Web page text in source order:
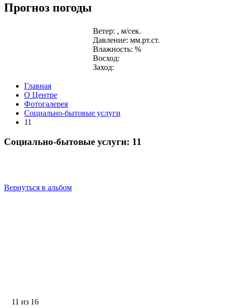
Прогноз погоды
Ветер: , м/сек.
Давление: мм.рт.ст.
Влажность: %
Восход:
Заход:
Главная
О Центре
Фотогалерея
Социально-бытовые услуги
11
Социально-бытовые услуги: 11
Вернуться в альбом
11 из 16